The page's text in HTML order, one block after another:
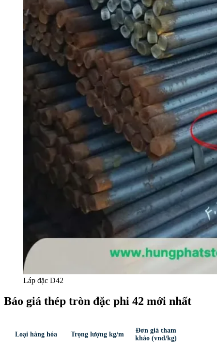
Láp đặc D42
Báo giá thép tròn đặc phi 42 mới nhất
Loại hàng hóa Trọng lượng kg/m
Đơn giá tham
khảo (vnd/kg)